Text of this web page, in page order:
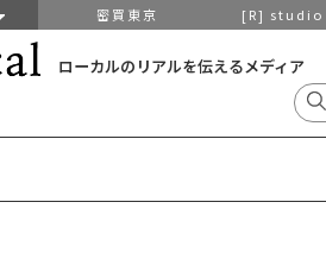
密買東京 [R] studio
ローカルのリアルを伝えるメディア